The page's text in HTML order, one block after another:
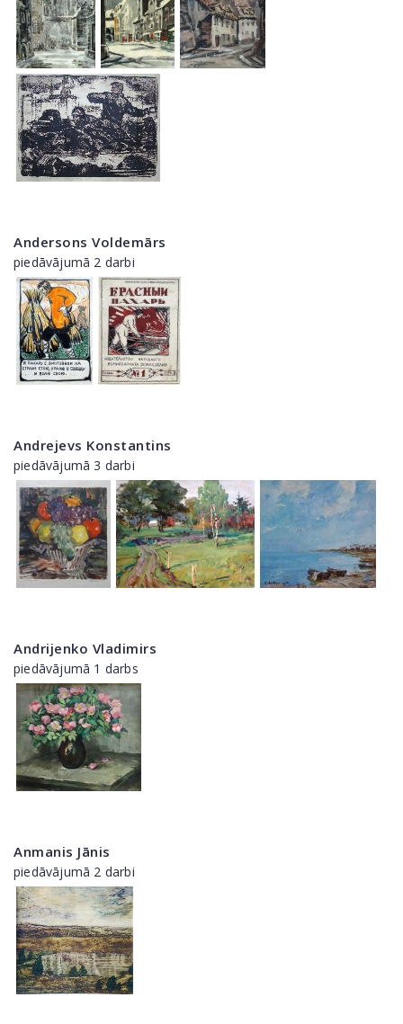
Andersons Voldemārs
piedāvājumā 2 darbi
Andrejevs Konstantins
piedāvājumā 3 darbi
Andrijenko Vladimirs
piedāvājumā 1 darbs
Anmanis Jānis
piedāvājumā 2 darbi